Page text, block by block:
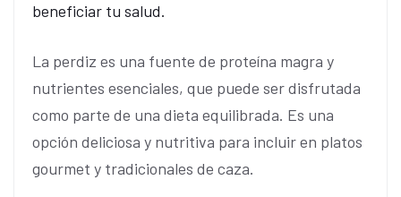
beneficiar tu salud.
La perdiz es una fuente de proteína magra y
nutrientes esenciales, que puede ser disfrutada
como parte de una dieta equilibrada. Es una
opción deliciosa y nutritiva para incluir en platos
gourmet y tradicionales de caza.